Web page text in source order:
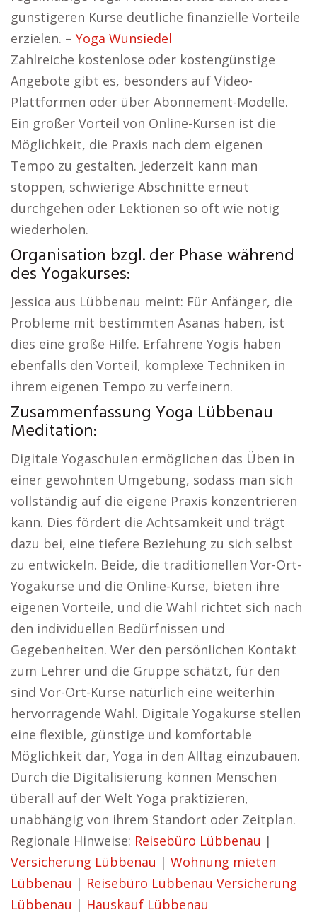
günstigeren Kurse deutliche finanzielle Vorteile
erzielen. – Yoga Wunsiedel
Zahlreiche kostenlose oder kostengünstige
Angebote gibt es, besonders auf Video-
Plattformen oder über Abonnement-Modelle.
Ein großer Vorteil von Online-Kursen ist die
Möglichkeit, die Praxis nach dem eigenen
Tempo zu gestalten. Jederzeit kann man
stoppen, schwierige Abschnitte erneut
durchgehen oder Lektionen so oft wie nötig
wiederholen.
Organisation bzgl. der Phase während
des Yogakurses:
Jessica aus Lübbenau meint: Für Anfänger, die
Probleme mit bestimmten Asanas haben, ist
dies eine große Hilfe. Erfahrene Yogis haben
ebenfalls den Vorteil, komplexe Techniken in
ihrem eigenen Tempo zu verfeinern.
Zusammenfassung Yoga Lübbenau
Meditation:
Digitale Yogaschulen ermöglichen das Üben in
einer gewohnten Umgebung, sodass man sich
vollständig auf die eigene Praxis konzentrieren
kann. Dies fördert die Achtsamkeit und trägt
dazu bei, eine tiefere Beziehung zu sich selbst
zu entwickeln. Beide, die traditionellen Vor-Ort-
Yogakurse und die Online-Kurse, bieten ihre
eigenen Vorteile, und die Wahl richtet sich nach
den individuellen Bedürfnissen und
Gegebenheiten. Wer den persönlichen Kontakt
zum Lehrer und die Gruppe schätzt, für den
sind Vor-Ort-Kurse natürlich eine weiterhin
hervorragende Wahl. Digitale Yogakurse stellen
eine flexible, günstige und komfortable
Möglichkeit dar, Yoga in den Alltag einzubauen.
Durch die Digitalisierung können Menschen
überall auf der Welt Yoga praktizieren,
unabhängig von ihrem Standort oder Zeitplan.
Regionale Hinweise: Reisebüro Lübbenau |
Versicherung Lübbenau | Wohnung mieten
Lübbenau | Reisebüro Lübbenau Versicherung
Lübbenau | Hauskauf Lübbenau